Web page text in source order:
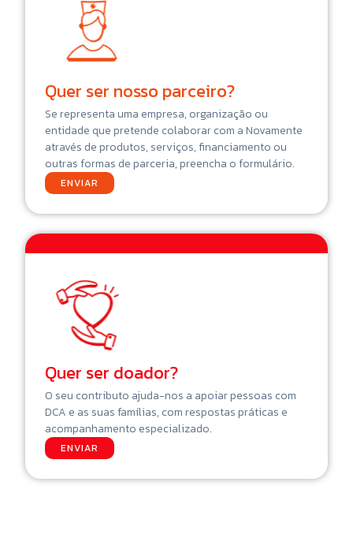
Quer ser nosso parceiro?
Se representa uma empresa, organização ou
entidade que pretende colaborar com a Novamente
através de produtos, serviços, financiamento ou
outras formas de parceria, preencha o formulário.
ENVIAR
Quer ser doador?
O seu contributo ajuda-nos a apoiar pessoas com
DCA e as suas famílias, com respostas práticas e
acompanhamento especializado.
ENVIAR